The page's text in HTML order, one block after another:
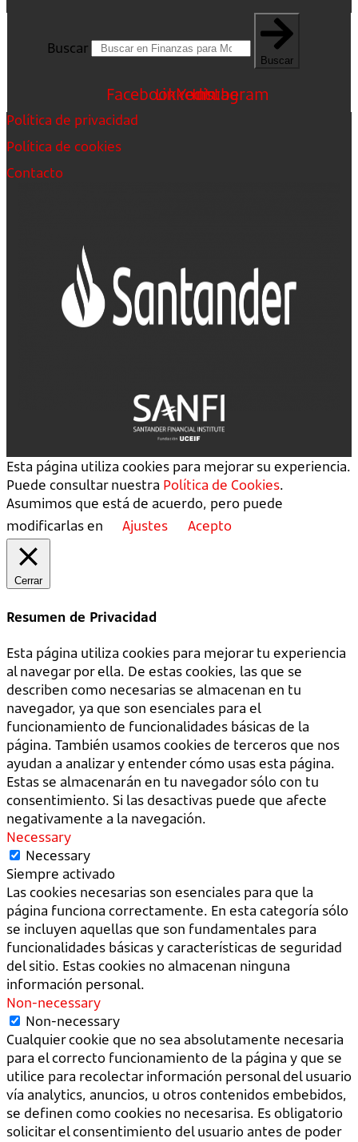
Buscar
Buscar
FacebookLinkedin
Youtube
Instagram
Política de privacidad
Política de cookies
Contacto
Esta página utiliza cookies para mejorar su experiencia.
Puede consultar nuestra Política de Cookies.
Asumimos que está de acuerdo, pero puede
modificarlas en
Ajustes Acepto
Cerrar
Resumen de Privacidad
Esta página utiliza cookies para mejorar tu experiencia
al navegar por ella. De estas cookies, las que se
describen como necesarias se almacenan en tu
navegador, ya que son esenciales para el
funcionamiento de funcionalidades básicas de la
página. También usamos cookies de terceros que nos
ayudan a analizar y entender cómo usas esta página.
Estas se almacenarán en tu navegador sólo con tu
consentimiento. Si las desactivas puede que afecte
negativamente a la navegación.
Necessary
Necessary
Siempre activado
Las cookies necesarias son esenciales para que la
página funciona correctamente. En esta categoría sólo
se incluyen aquellas que son fundamentales para
funcionalidades básicas y características de seguridad
del sitio. Estas cookies no almacenan ninguna
información personal.
Non-necessary
Non-necessary
Cualquier cookie que no sea absolutamente necesaria
para el correcto funcionamiento de la página y que se
utilice para recolectar información personal del usuario
vía analytics, anuncios, u otros contenidos embebidos,
se definen como cookies no necesarisa. Es obligatorio
solicitar el consentimiento del usuario antes de poder